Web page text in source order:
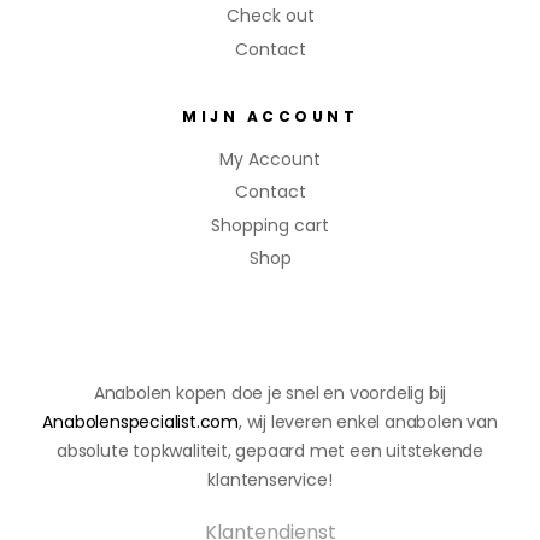
Anabolen kopen doe je snel en voordelig bij
Anabolenspecialist.com, wij leveren enkel anabolen van
absolute topkwaliteit, gepaard met een uitstekende
klantenservice!
Klantendienst
Check out
Contact
MIJN ACCOUNT
My Account
Contact
Shopping cart
Shop